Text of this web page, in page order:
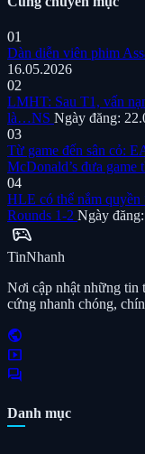
01
Dàn diễn viên phim
16.05.2026
02
LMHT: Sau T1, vấn
là…NS Ngày đăng:
03
Từ game đến sân cỏ:
McDonald’s đưa game
04
HLE có thể nắm
Rounds 1-2 Ngày
sports_esports
TinNhanh
Nơi cập nhật những tin
cứng nhanh chóng,
public
smart_display
forum
Danh mục